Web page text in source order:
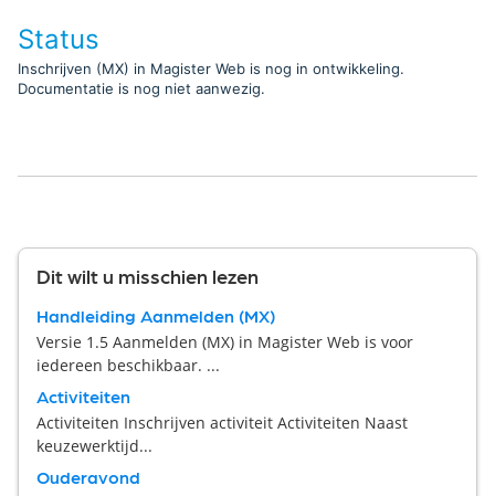
Status
Inschrijven (MX) in Magister Web is nog in ontwikkeling.
Documentatie is nog niet aanwezig.
Dit wilt u misschien lezen
Handleiding Aanmelden (MX)
Versie 1.5 Aanmelden (MX) in Magister Web is voor
iedereen beschikbaar. ...
Activiteiten
Activiteiten Inschrijven activiteit Activiteiten Naast
keuzewerktijd...
Ouderavond